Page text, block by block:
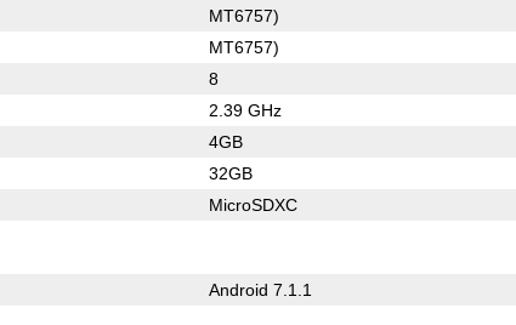
MT6757)
MT6757)
8
2.39 GHz
4GB
32GB
MicroSDXC
Android 7.1.1